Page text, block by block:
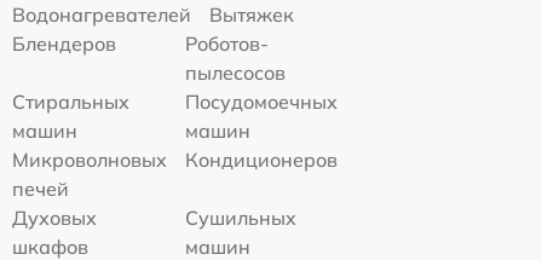
Водонагревателей
Вытяжек
Блендеров
Роботов-
пылесосов
Стиральных
машин
Посудомоечных
машин
Микроволновых
печей
Кондиционеров
Духовых
шкафов
Сушильных
машин